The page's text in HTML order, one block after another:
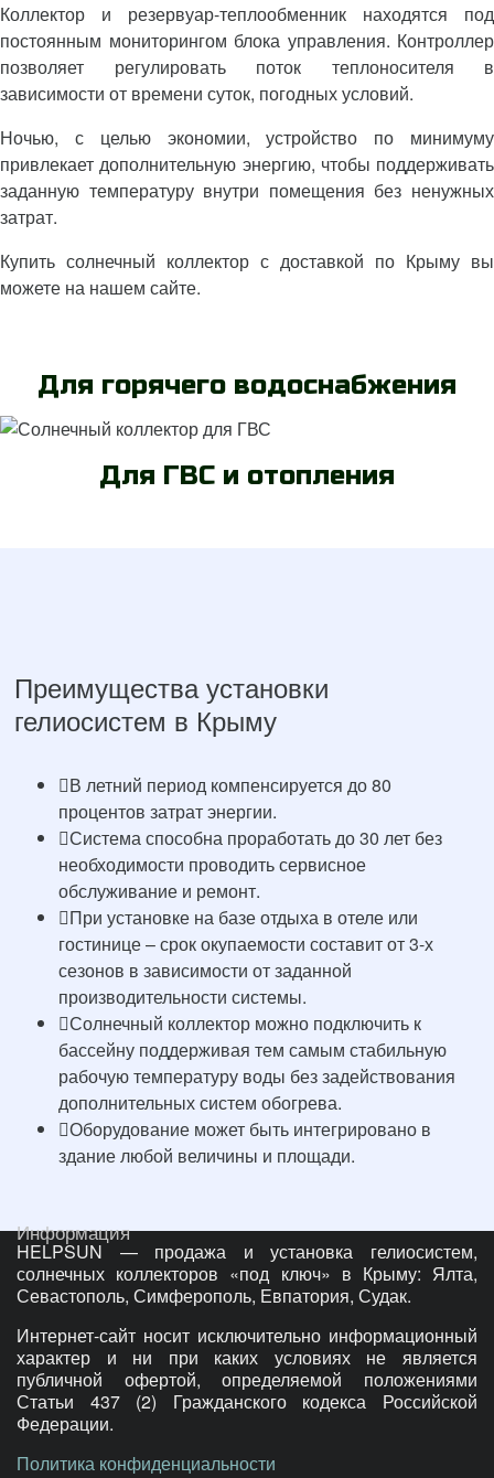
Коллектор и резервуар-теплообменник находятся под
постоянным мониторингом блока управления. Контроллер
позволяет регулировать поток теплоносителя в
зависимости от времени суток, погодных условий.
Ночью, с целью экономии, устройство по минимуму
привлекает дополнительную энергию, чтобы поддерживать
заданную температуру внутри помещения без ненужных
затрат.
Купить солнечный коллектор с доставкой по Крыму вы
можете на нашем сайте.
Для горячего водоснабжения
Для ГВС и отопления
Преимущества установки
гелиосистем в Крыму
В летний период компенсируется до 80
процентов затрат энергии.
Система способна проработать до 30 лет без
необходимости проводить сервисное
обслуживание и ремонт.
При установке на базе отдыха в отеле или
гостинице – срок окупаемости составит от 3-х
сезонов в зависимости от заданной
производительности системы.
Солнечный коллектор можно подключить к
бассейну поддерживая тем самым стабильную
рабочую температуру воды без задействования
дополнительных систем обогрева.
Оборудование может быть интегрировано в
здание любой величины и площади.
Информация
HELPSUN — продажа и установка гелиосистем,
солнечных коллекторов «под ключ» в Крыму: Ялта,
Севастополь, Симферополь, Евпатория, Судак.
Интернет-сайт носит исключительно информационный
характер и ни при каких условиях не является
публичной офертой, определяемой положениями
Статьи 437 (2) Гражданского кодекса Российской
Федерации.
Политика конфиденциальности